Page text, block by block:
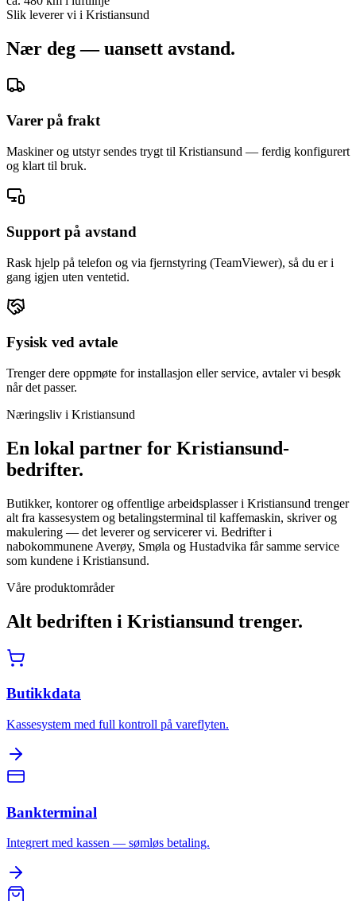
Slik leverer vi i Kristiansund
Nær deg — uansett avstand.
Varer på frakt
Maskiner og utstyr sendes trygt til Kristiansund — ferdig konfigurert
og klart til bruk.
Support på avstand
Rask hjelp på telefon og via fjernstyring (TeamViewer), så du er i
gang igjen uten ventetid.
Fysisk ved avtale
Trenger dere oppmøte for installasjon eller service, avtaler vi besøk
når det passer.
Næringsliv i Kristiansund
En lokal partner for Kristiansund-
bedrifter.
Butikker, kontorer og offentlige arbeidsplasser i Kristiansund trenger
alt fra kassesystem og betalingsterminal til kaffemaskin, skriver og
makulering — det leverer og servicerer vi. Bedrifter i
nabokommunene Averøy, Smøla og Hustadvika får samme service
som kundene i Kristiansund.
Våre produktområder
Alt bedriften i Kristiansund trenger.
Butikkdata
Kassesystem med full kontroll på vareflyten.
Bankterminal
Integrert med kassen — sømløs betaling.